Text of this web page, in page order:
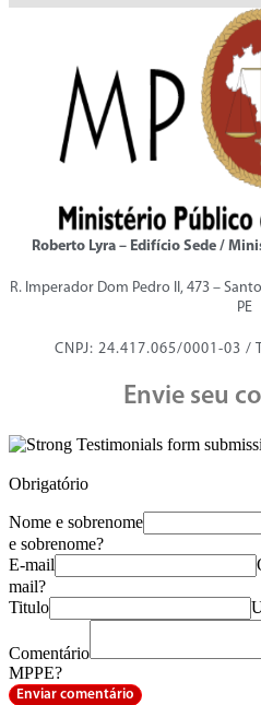
Roberto Lyra – Edifício Sede /
R. Imperador Dom Pedro II, 473 –
PE
CNPJ: 24.417.065/0001-03 /
Envie seu
Obrigatório
Nome e sobrenome
e sobrenome?
E-mail
mail?
Titulo
Comentário
MPPE?